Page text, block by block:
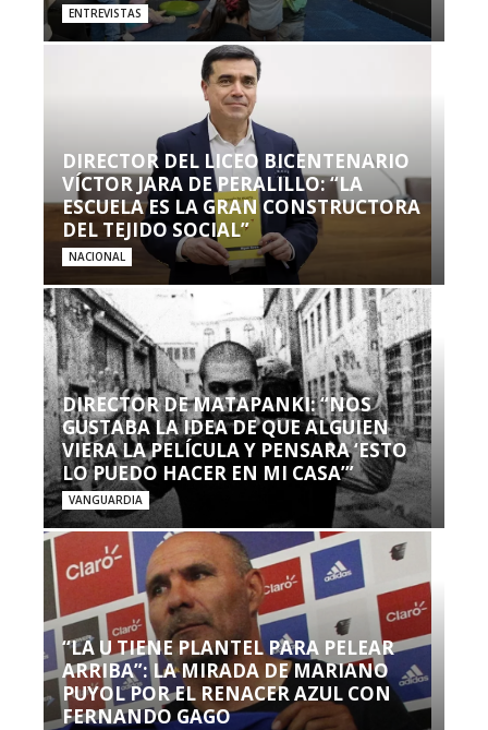
ENTREVISTAS
DIRECTOR DEL LICEO BICENTENARIO
VÍCTOR JARA DE PERALILLO: “LA
ESCUELA ES LA GRAN CONSTRUCTORA
DEL TEJIDO SOCIAL”
NACIONAL
DIRECTOR DE MATAPANKI: “NOS
GUSTABA LA IDEA DE QUE ALGUIEN
VIERA LA PELÍCULA Y PENSARA ‘ESTO
LO PUEDO HACER EN MI CASA’”
VANGUARDIA
“LA U TIENE PLANTEL PARA PELEAR
ARRIBA”: LA MIRADA DE MARIANO
PUYOL POR EL RENACER AZUL CON
FERNANDO GAGO